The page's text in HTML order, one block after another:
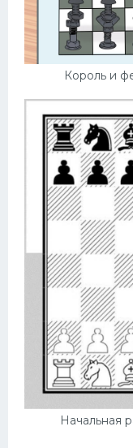
Король и
Начальная